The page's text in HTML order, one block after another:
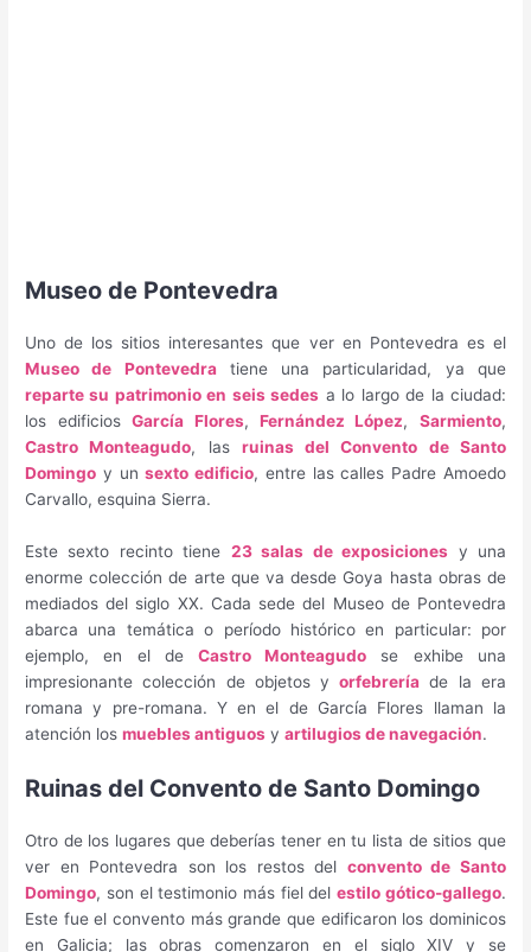
Museo de Pontevedra
Uno de los sitios interesantes que ver en Pontevedra es el
Museo de Pontevedratiene una particularidad, ya que
reparte su patrimonio en seis sedes a lo largo de la ciudad:
los edificiosGarcía Flores, Fernández López, Sarmiento,
Castro Monteagudo, las ruinas del Convento de Santo
Domingo y unsexto edificio, entre las calles Padre Amoedo
Carvallo, esquina Sierra.
Este sexto recinto tiene 23 salas de exposiciones y una
enorme colección de arte que va desde Goya hasta obras de
mediados del siglo XX. Cada sede del Museo de Pontevedra
abarca una temática o período histórico en particular: por
ejemplo, en el de Castro Monteagudo se exhibe una
impresionante colección de objetos yorfebrería de la era
romana y pre-romana. Y en el de García Flores llaman la
atención losmuebles antiguos yartilugios de navegación.
Ruinas del Convento de Santo Domingo
Otro de los lugares que deberías tener en tu lista de sitios que
ver en Pontevedra son los restos del convento de Santo
Domingo, son el testimonio más fiel delestilo gótico-gallego.
Este fue el convento más grande que edificaron los dominicos
en Galicia; las obras comenzaron en el siglo XIV y se